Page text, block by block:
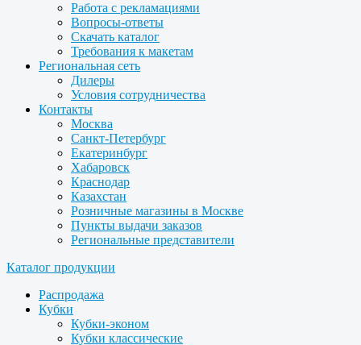
Работа с рекламациями
Вопросы-ответы
Скачать каталог
Требования к макетам
Региональная сеть
Дилеры
Условия сотрудничества
Контакты
Москва
Санкт-Петербург
Екатеринбург
Хабаровск
Краснодар
Казахстан
Розничные магазины в Москве
Пункты выдачи заказов
Региональные представители
Каталог продукции
Распродажа
Кубки
Кубки-эконом
Кубки классические